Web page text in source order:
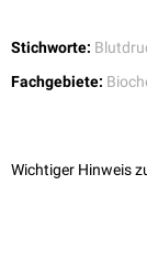
Stichworte:
Fachgebiete:
Wichtiger Hinweis